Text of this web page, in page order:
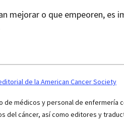
mejorar o que empeoren, es
de la American Cancer Society
de médicos y personal de enfermería
del cáncer, así como editores y